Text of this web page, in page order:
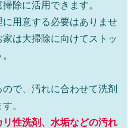
除に活用できます。
用意する必要はありませ
は大掃除に向けてストッ
で、汚れに合わせて洗剤
。
性洗剤、水垢などの汚れ